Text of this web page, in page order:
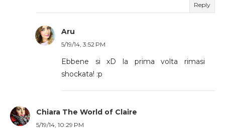
Reply
Aru
5/19/14, 3:52 PM
Ebbene si xD la prima volta rimasi
shockata! :p
Chiara The World of Claire
5/19/14, 10:29 PM